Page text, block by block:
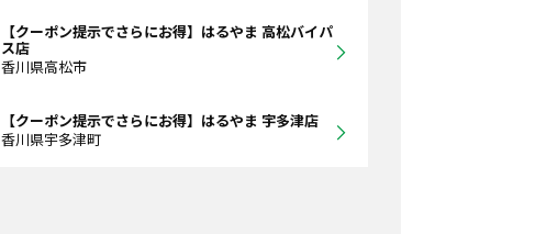
【クーポン提示でさらにお得】はるやま 高松バイパ
ス店
香川県高松市
【クーポン提示でさらにお得】はるやま 宇多津店
香川県宇多津町